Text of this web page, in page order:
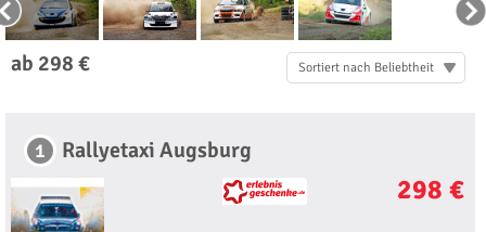
ab 298 € Sortiert nach Beliebtheit
1 Rallyetaxi Augsburg
298 €